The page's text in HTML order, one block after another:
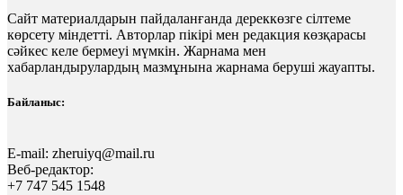
Сайт материалдарын пайдаланғанда дереккөзге сілтеме
көрсету міндетті. Авторлар пікірі мен редакция көзқарасы
сәйкес келе бермеуі мүмкін. Жарнама мен
хабарландырулардың мазмұнына жарнама беруші жауапты.
Байланыс:
E-mail: zheruiyq@mail.ru
Веб-редактор:
+7 747 545 1548